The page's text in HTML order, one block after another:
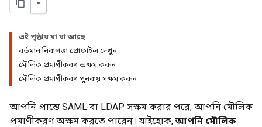
এই পৃষ্ঠায় যা যা আছে
বর্তমান নিরাপত্তা প্রোফাইল দেখুন
মৌলিক প্রমাণীকরণ অক্ষম করুন
মৌলিক প্রমাণীকরণ পুনরায় সক্ষম করুন
আপনি প্রান্তে SAML বা LDAP সক্ষম করার পরে, আপনি মৌলিক
প্রমাণীকরণ অক্ষম করতে পারেন। যাইহোক,আপনি মৌলিক